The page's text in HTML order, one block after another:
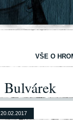
Bulvárek
20.02.2017
VŠE O